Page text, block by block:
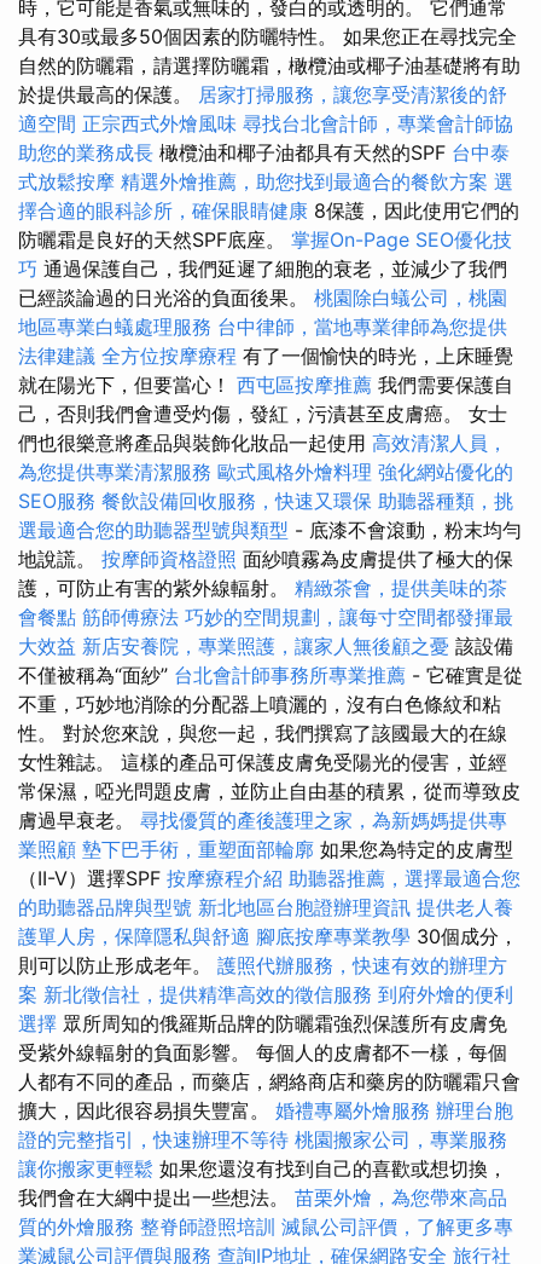
時，它可能是香氣或無味的，發白的或透明的。 它們通常
具有30或最多50個因素的防曬特性。 如果您正在尋找完全
自然的防曬霜，請選擇防曬霜，橄欖油或椰子油基礎將有助
於提供最高的保護。 居家打掃服務，讓您享受清潔後的舒
適空間 正宗西式外燴風味 尋找台北會計師，專業會計師協
助您的業務成長 橄欖油和椰子油都具有天然的SPF 台中泰
式放鬆按摩 精選外燴推薦，助您找到最適合的餐飲方案 選
擇合適的眼科診所，確保眼睛健康 8保護，因此使用它們的
防曬霜是良好的天然SPF底座。 掌握On-Page SEO優化技
巧 通過保護自己，我們延遲了細胞的衰老，並減少了我們
已經談論過的日光浴的負面後果。 桃園除白蟻公司，桃園
地區專業白蟻處理服務 台中律師，當地專業律師為您提供
法律建議 全方位按摩療程 有了一個愉快的時光，上床睡覺
就在陽光下，但要當心！ 西屯區按摩推薦 我們需要保護自
己，否則我們會遭受灼傷，發紅，污漬甚至皮膚癌。 女士
們也很樂意將產品與裝飾化妝品一起使用 高效清潔人員，
為您提供專業清潔服務 歐式風格外燴料理 強化網站優化的
SEO服務 餐飲設備回收服務，快速又環保 助聽器種類，挑
選最適合您的助聽器型號與類型 - 底漆不會滾動，粉末均勻
地說謊。 按摩師資格證照 面紗噴霧為皮膚提供了極大的保
護，可防止有害的紫外線輻射。 精緻茶會，提供美味的茶
會餐點 筋師傅療法 巧妙的空間規劃，讓每寸空間都發揮最
大效益 新店安養院，專業照護，讓家人無後顧之憂 該設備
不僅被稱為“面紗” 台北會計師事務所專業推薦 - 它確實是從
不重，巧妙地消除的分配器上噴灑的，沒有白色條紋和粘
性。 對於您來說，與您一起，我們撰寫了該國最大的在線
女性雜誌。 這樣的產品可保護皮膚免受陽光的侵害，並經
常保濕，啞光問題皮膚，並防止自由基的積累，從而導致皮
膚過早衰老。 尋找優質的產後護理之家，為新媽媽提供專
業照顧 墊下巴手術，重塑面部輪廓 如果您為特定的皮膚型
（II-V）選擇SPF 按摩療程介紹 助聽器推薦，選擇最適合您
的助聽器品牌與型號 新北地區台胞證辦理資訊 提供老人養
護單人房，保障隱私與舒適 腳底按摩專業教學 30個成分，
則可以防止形成老年。 護照代辦服務，快速有效的辦理方
案 新北徵信社，提供精準高效的徵信服務 到府外燴的便利
選擇 眾所周知的俄羅斯品牌的防曬霜強烈保護所有皮膚免
受紫外線輻射的負面影響。 每個人的皮膚都不一樣，每個
人都有不同的產品，而藥店，網絡商店和藥房的防曬霜只會
擴大，因此很容易損失豐富。 婚禮專屬外燴服務 辦理台胞
證的完整指引，快速辦理不等待 桃園搬家公司，專業服務
讓你搬家更輕鬆 如果您還沒有找到自己的喜歡或想切換，
我們會在大綱中提出一些想法。 苗栗外燴，為您帶來高品
質的外燴服務 整脊師證照培訓 滅鼠公司評價，了解更多專
業滅鼠公司評價與服務 查詢IP地址，確保網路安全 旅行社